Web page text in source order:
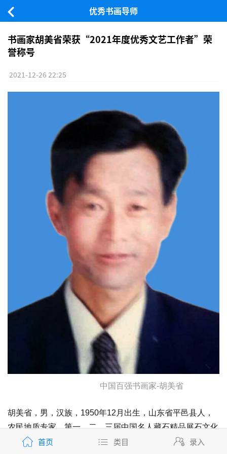
优秀书画导师
书画家胡美省荣获“2021年度优秀文艺工作者”荣
誉称号
2021-12-26 22:25
中国百强书画家-胡美省
胡美省，男，汉族，1950年12月出生，山东省平邑县人，
农民地质专家，第一、二、三届中国名人藏石精品展石文化
研讨会代表，全国第二届矿物学术大会代表，第三十届国际
首页 类目 录入